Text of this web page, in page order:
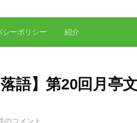
シーポリシー 紹介
語】第20回月亭
のコメント